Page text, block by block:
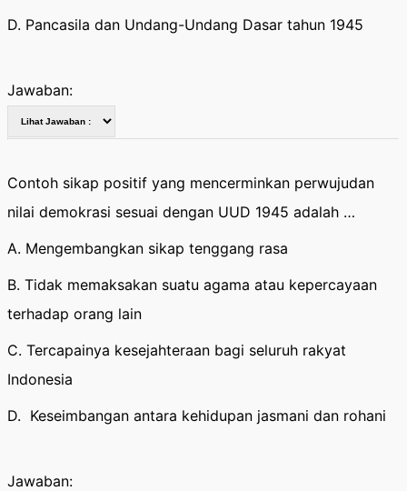
D. Pancasila dan Undang-Undang Dasar tahun 1945
Jawaban:
Contoh sikap positif yang mencerminkan perwujudan
nilai demokrasi sesuai dengan UUD 1945 adalah …
A. Mengembangkan sikap tenggang rasa
B. Tidak memaksakan suatu agama atau kepercayaan
terhadap orang lain
C. Tercapainya kesejahteraan bagi seluruh rakyat
Indonesia
D. Keseimbangan antara kehidupan jasmani dan rohani
Jawaban: